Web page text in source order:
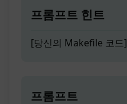
프롬프트 힌트
[당신의 Makefile 코드]
프롬프트